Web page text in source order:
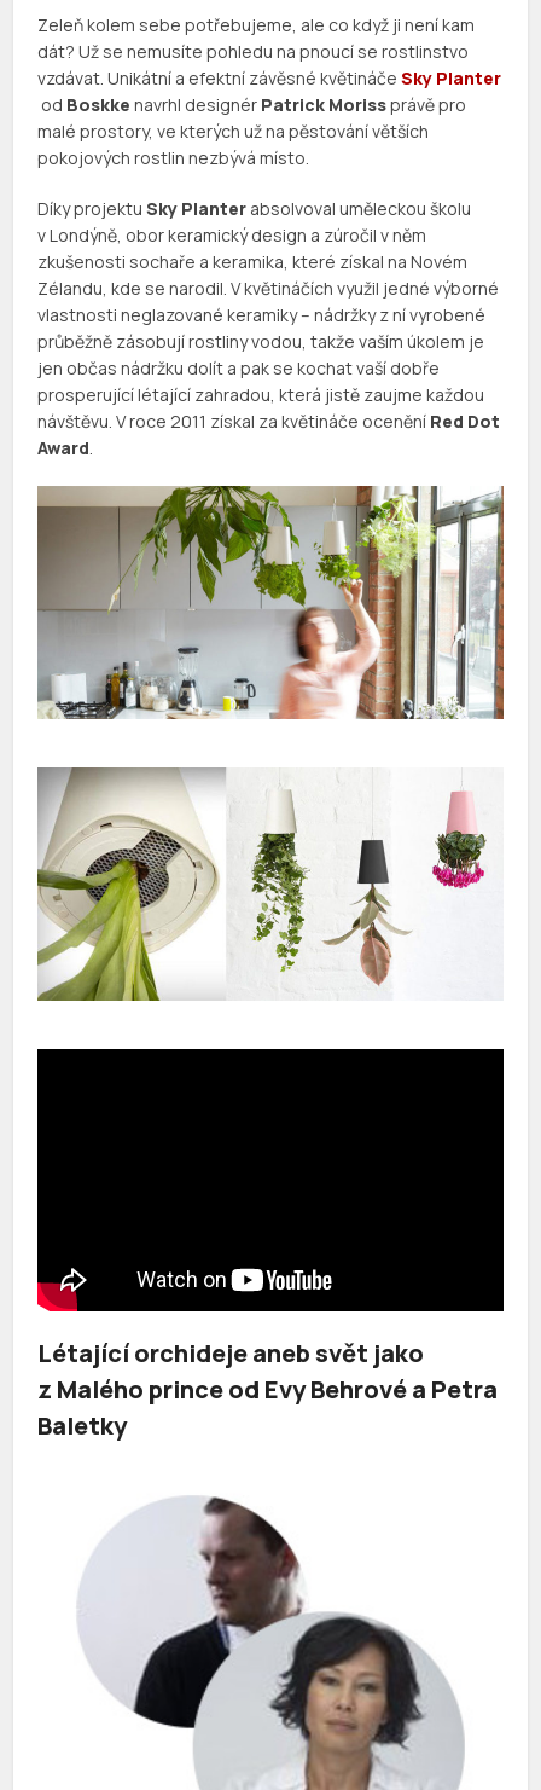
Zeleň kolem sebe potřebujeme, ale co když ji není kam
dát? Už se nemusíte pohledu na pnoucí se rostlinstvo
vzdávat. Unikátní a efektní závěsné květináčeSky Planter
od Boskke navrhl designér Patrick Morissprávě pro
malé prostory, ve kterých už na pěstování větších
pokojových rostlin nezbývá místo.
Díky projektuSky Planter absolvoval uměleckou školu
v Londýně, obor keramický design a zúročil v něm
zkušenosti sochaře a keramika, které získal na Novém
Zélandu, kde se narodil. V květináčích využil jedné výborné
vlastnosti neglazované keramiky – nádržky z ní vyrobené
průběžně zásobují rostliny vodou, takže vaším úkolem je
jen občas nádržku dolít a pak se kochat vaší dobře
prosperující létající zahradou, která jistě zaujme každou
návštěvu. V roce 2011 získal za květináče ocenění Red Dot
Award.
Létající orchideje aneb svět jako
z Malého prince od Evy Behrové a Petra
Baletky